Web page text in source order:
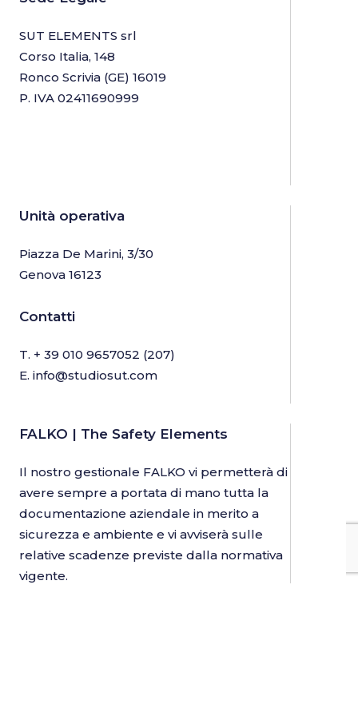
SUT ELEMENTS srl
Corso Italia, 148
Ronco Scrivia (GE) 16019
P. IVA 02411690999
Unità operativa
Piazza De Marini, 3/30
Genova 16123
Contatti
T. + 39 010 9657052 (207)
E. info@studiosut.com
FALKO | The Safety Elements
Il nostro gestionale FALKO vi permetterà di
avere sempre a portata di mano tutta la
documentazione aziendale in merito a
sicurezza e ambiente e vi avviserà sulle
relative scadenze previste dalla normativa
vigente.